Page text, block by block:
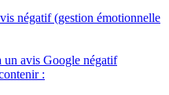
négatif (gestion émotionnelle
un avis Google négatif
: